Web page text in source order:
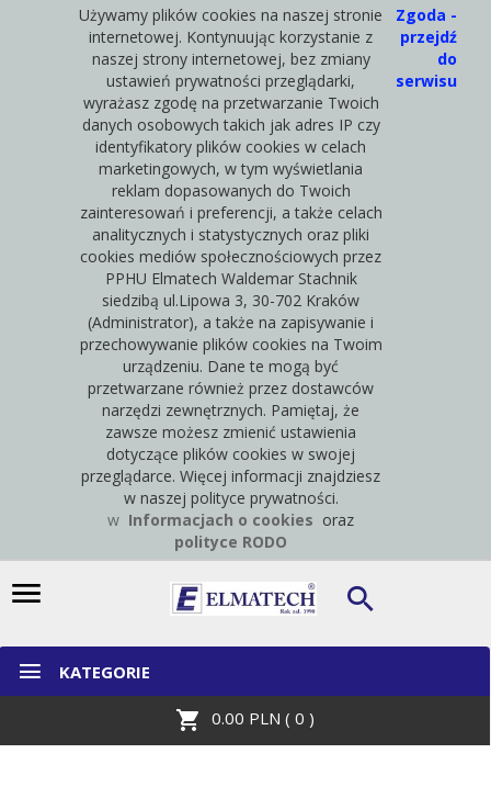
Używamy plików cookies na naszej stronie
internetowej. Kontynuując korzystanie z
naszej strony internetowej, bez zmiany
ustawień prywatności przeglądarki,
wyrażasz zgodę na przetwarzanie Twoich
danych osobowych takich jak adres IP czy
identyfikatory plików cookies w celach
marketingowych, w tym wyświetlania
reklam dopasowanych do Twoich
zainteresowań i preferencji, a także celach
analitycznych i statystycznych oraz pliki
cookies mediów społecznościowych przez
PPHU Elmatech Waldemar Stachnik
siedzibą ul.Lipowa 3, 30-702 Kraków
(Administrator), a także na zapisywanie i
przechowywanie plików cookies na Twoim
urządzeniu. Dane te mogą być
przetwarzane również przez dostawców
narzędzi zewnętrznych. Pamiętaj, że
zawsze możesz zmienić ustawienia
dotyczące plików cookies w swojej
przeglądarce. Więcej informacji znajdziesz
w naszej polityce prywatności.
w Informacjach o cookies oraz
polityce RODO
Zgoda -
przejdź
do
serwisu
KATEGORIE
0.00 PLN ( 0 )